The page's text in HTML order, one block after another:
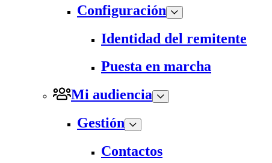
Configuración
Identidad del remitente
Puesta en marcha
Mi audiencia
Gestión
Contactos